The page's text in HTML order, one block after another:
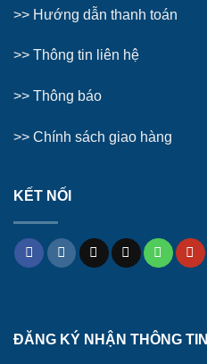
>> Hướng dẫn thanh toán
>> Thông tin liên hệ
>> Thông báo
>> Chính sách giao hàng
KẾT NỐI
ĐĂNG KÝ NHẬN THÔNG TIN